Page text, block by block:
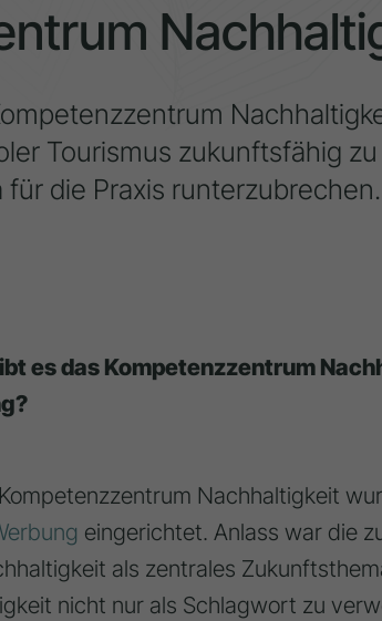
Tourismus zukunftsfähig
die Praxis runterzubrechen.
es das Kompetenzzentrum
Nachhaltigkeit
eingerichtet. Anlass war die
als zentrales
nicht nur als Schlagwort zu